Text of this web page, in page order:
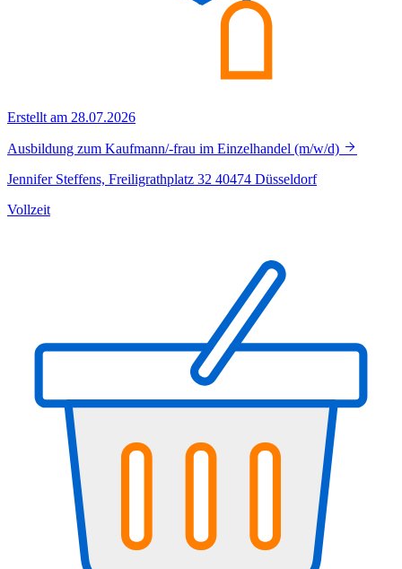
Erstellt am 28.07.2026
Ausbildung zum Kaufmann/-frau im Einzelhandel (m/w/d)
Jennifer Steffens, Freiligrathplatz 32 40474 Düsseldorf
Vollzeit